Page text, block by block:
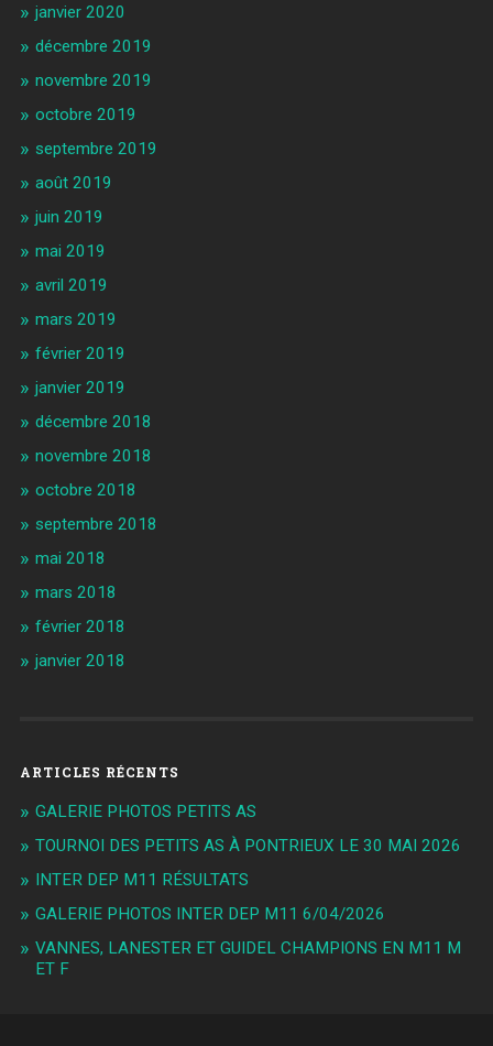
janvier 2020
décembre 2019
novembre 2019
octobre 2019
septembre 2019
août 2019
juin 2019
mai 2019
avril 2019
mars 2019
février 2019
janvier 2019
décembre 2018
novembre 2018
octobre 2018
septembre 2018
mai 2018
mars 2018
février 2018
janvier 2018
ARTICLES RÉCENTS
GALERIE PHOTOS PETITS AS
TOURNOI DES PETITS AS À PONTRIEUX LE 30 MAI 2026
INTER DEP M11 RÉSULTATS
GALERIE PHOTOS INTER DEP M11 6/04/2026
VANNES, LANESTER ET GUIDEL CHAMPIONS EN M11 M
ET F